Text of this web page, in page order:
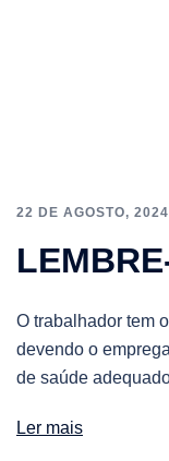
22 DE AGOSTO, 2024
O trabalhador tem
devendo o
de saúde
Ler mais